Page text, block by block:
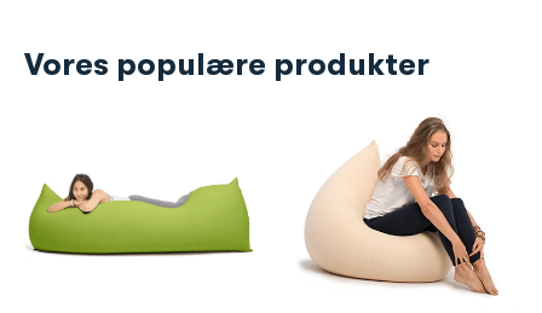
Vores populære produkter